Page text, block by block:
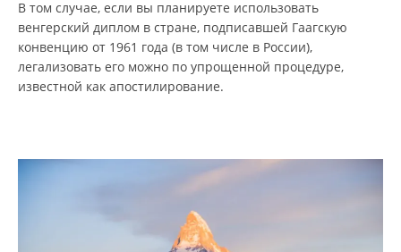
В том случае, если вы планируете использовать
венгерский диплом в стране, подписавшей Гаагскую
конвенцию от 1961 года (в том числе в России),
легализовать его можно по упрощенной процедуре,
известной как апостилирование.